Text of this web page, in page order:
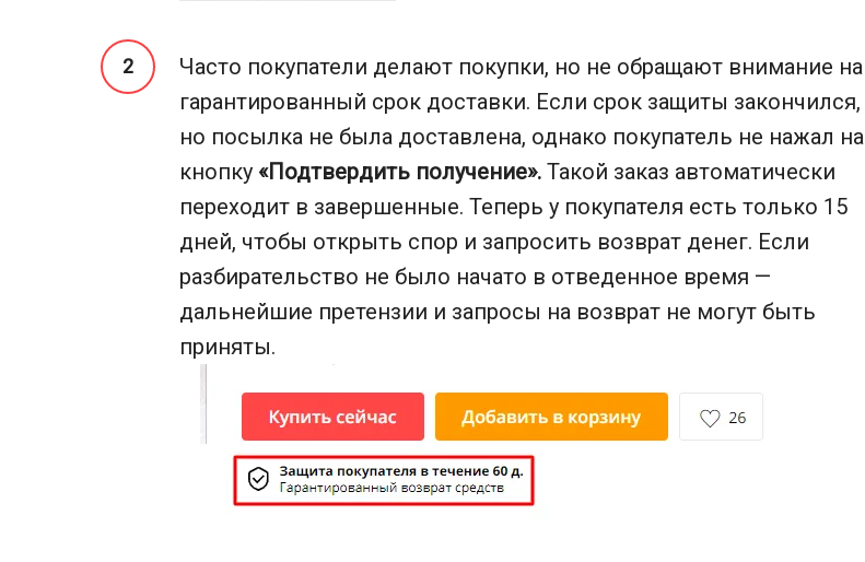
Часто покупатели делают покупки, но не обращают внимание на
гарантированный срок доставки. Если срок защиты закончился,
но посылка не была доставлена, однако покупатель не нажал на
кнопку «Подтвердить получение». Такой заказ автоматически
переходит в завершенные. Теперь у покупателя есть только 15
дней, чтобы открыть спор и запросить возврат денег. Если
разбирательство не было начато в отведенное время —
дальнейшие претензии и запросы на возврат не могут быть
приняты.